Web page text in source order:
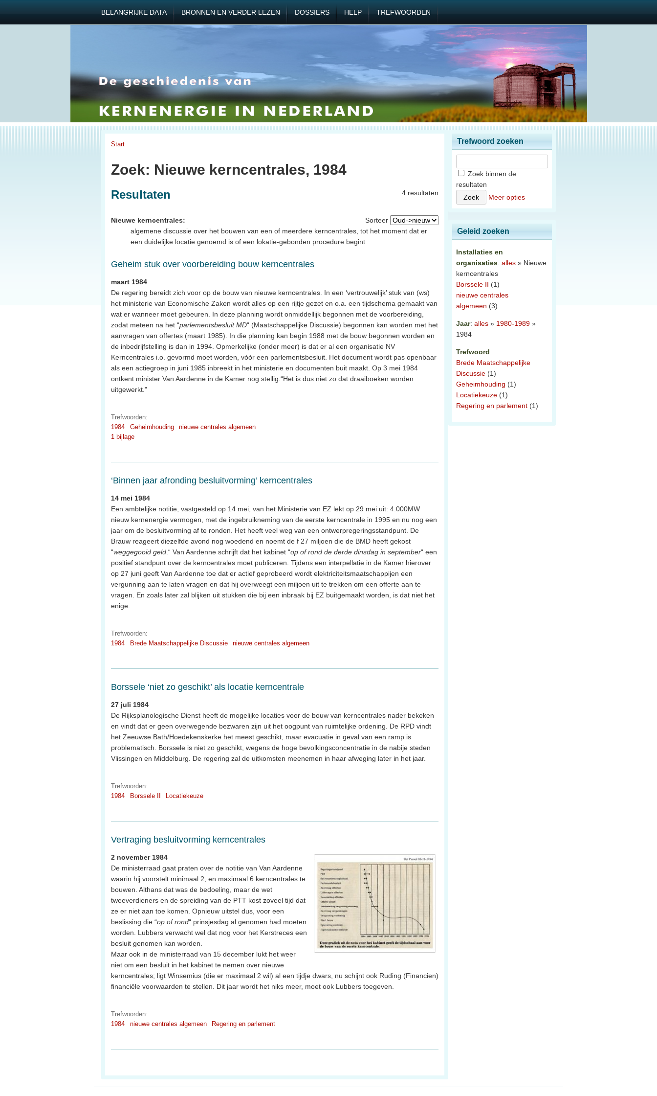
BELANGRIJKE DATA BRONNEN EN VERDER LEZEN DOSSIERS HELP TREFWOORDEN
Start
Zoek: Nieuwe kerncentrales, 1984
4 resultaten
Resultaten
Sorteer
Nieuwe kerncentrales:
algemene discussie over het bouwen van een of meerdere kerncentrales, tot het moment dat er
een duidelijke locatie genoemd is of een lokatie-gebonden procedure begint
Geheim stuk over voorbereiding bouw kerncentrales
maart 1984
De regering bereidt zich voor op de bouw van nieuwe kerncentrales. In een ‘vertrouwelijk’ stuk van (ws)
het ministerie van Economische Zaken wordt alles op een rijtje gezet en o.a. een tijdschema gemaakt van
wat er wanneer moet gebeuren. In deze planning wordt onmiddellijk begonnen met de voorbereiding,
zodat meteen na het “parlementsbesluit MD“ (Maatschappelijke Discussie) begonnen kan worden met het
aanvragen van offertes (maart 1985). In die planning kan begin 1988 met de bouw begonnen worden en
de inbedrijfstelling is dan in 1994. Opmerkelijke (onder meer) is dat er al een organisatie NV
Kerncentrales i.o. gevormd moet worden, vòòr een parlementsbesluit. Het document wordt pas openbaar
als een actiegroep in juni 1985 inbreekt in het ministerie en documenten buit maakt. Op 3 mei 1984
ontkent minister Van Aardenne in de Kamer nog stellig:“Het is dus niet zo dat draaiboeken worden
uitgewerkt."
Trefwoorden:
1984
Geheimhouding
nieuwe centrales algemeen
1 bijlage
‘Binnen jaar afronding besluitvorming’ kerncentrales
14 mei 1984
Een ambtelijke notitie, vastgesteld op 14 mei, van het Ministerie van EZ lekt op 29 mei uit: 4.000MW
nieuw kernenergie vermogen, met de ingebruikneming van de eerste kerncentrale in 1995 en nu nog een
jaar om de besluitvorming af te ronden. Het heeft veel weg van een ontwerpregeringsstandpunt. De
Brauw reageert diezelfde avond nog woedend en noemt de f 27 miljoen die de BMD heeft gekost
“weggegooid geld .“ Van Aardenne schrijft dat het kabinet “op of rond de derde dinsdag in september“ een
positief standpunt over de kerncentrales moet publiceren. Tijdens een interpellatie in de Kamer hierover
op 27 juni geeft Van Aardenne toe dat er actief geprobeerd wordt elektriciteitsmaatschappijen een
vergunning aan te laten vragen en dat hij overweegt een miljoen uit te trekken om een offerte aan te
vragen. En zoals later zal blijken uit stukken die bij een inbraak bij EZ buitgemaakt worden, is dat niet het
enige.
Trefwoorden:
1984
Brede Maatschappelijke Discussie nieuwe centrales algemeen
Borssele ‘niet zo geschikt’ als locatie kerncentrale
27 juli 1984
De Rijksplanologische Dienst heeft de mogelijke locaties voor de bouw van kerncentrales nader bekeken
en vindt dat er geen overwegende bezwaren zijn uit het oogpunt van ruimtelijke ordening. De RPD vindt
het Zeeuwse Bath/Hoedekenskerke het meest geschikt, maar evacuatie in geval van een ramp is
problematisch. Borssele is niet zo geschikt, wegens de hoge bevolkingsconcentratie in de nabije steden
Vlissingen en Middelburg. De regering zal de uitkomsten meenemen in haar afweging later in het jaar.
Trefwoorden:
1984
Borssele II Locatiekeuze
Vertraging besluitvorming kerncentrales
2 november 1984
De ministerraad gaat praten over de notitie van Van Aardenne
waarin hij voorstelt minimaal 2, en maximaal 6 kerncentrales te
bouwen. Althans dat was de bedoeling, maar de wet
tweeverdieners en de spreiding van de PTT kost zoveel tijd dat
ze er niet aan toe komen. Opnieuw uitstel dus, voor een
beslissing die “op of rond“ prinsjesdag al genomen had moeten
worden. Lubbers verwacht wel dat nog voor het Kerstreces een
besluit genomen kan worden.
Maar ook in de ministerraad van 15 december lukt het weer
niet om een besluit in het kabinet te nemen over nieuwe
kerncentrales; ligt Winsemius (die er maximaal 2 wil) al een tijdje dwars, nu schijnt ook Ruding (Financien)
financiële voorwaarden te stellen. Dit jaar wordt het niks meer, moet ook Lubbers toegeven.
Trefwoorden:
1984
nieuwe centrales algemeen Regering en parlement
Trefwoord zoeken
Zoek binnen de
resultaten
Meer opties
Geleid zoeken
Installaties en
organisaties: alles » Nieuwe
kerncentrales
Borssele II (1)
nieuwe centrales
algemeen (3)
Jaar: alles » 1980-1989 »
1984
Trefwoord
Brede Maatschappelijke
Discussie (1)
Geheimhouding (1)
Locatiekeuze (1)
Regering en parlement (1)